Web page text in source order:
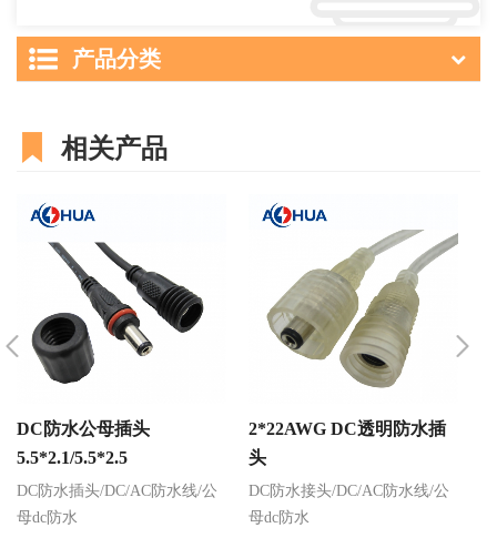
产品分类
相关产品
DC防水公母插头
5.5*2.1/5.5*2.5
DC防水插头/DC/AC防水线/公
母dc防水
2*22AWG DC透明防水插
头
DC防水接头/DC/AC防水线/公
母dc防水